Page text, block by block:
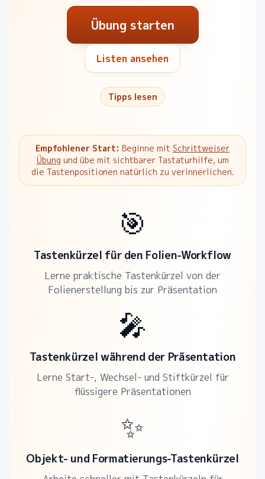
Übung starten
Listen ansehen
Tipps lesen
Empfohlener Start: Beginne mit Schrittweiser
Übung und übe mit sichtbarer Tastaturhilfe, um
die Tastenpositionen natürlich zu verinnerlichen.
🎯
Tastenkürzel für den Folien-Workflow
Lerne praktische Tastenkürzel von der
Folienerstellung bis zur Präsentation
🎤
Tastenkürzel während der Präsentation
Lerne Start-, Wechsel- und Stiftkürzel für
flüssigere Präsentationen
✨
Objekt- und Formatierungs-Tastenkürzel